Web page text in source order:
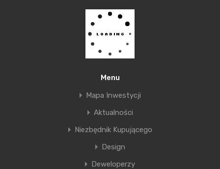
otoczeniu przyrody i wyróżnia się specjalnie
zaprojektowaną zielenią – są tu m.in. hortensje,
tawuła japońska czy pięciorniki krzewiaste.
Wyjątkowy charakter zabudowy podkreślą
osiedla zaprojektowano plac zabaw. Wyjątkowy
projekt dostrzegła…
Menu
Mapa Inwestycji
Aktualności
Niezbędnik Kupującego
Design
Deweloperzy